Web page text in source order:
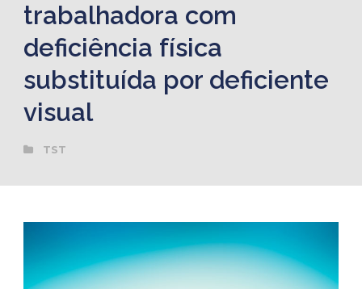
trabalhadora com
deficiência física
substituída por deficiente
visual
TST